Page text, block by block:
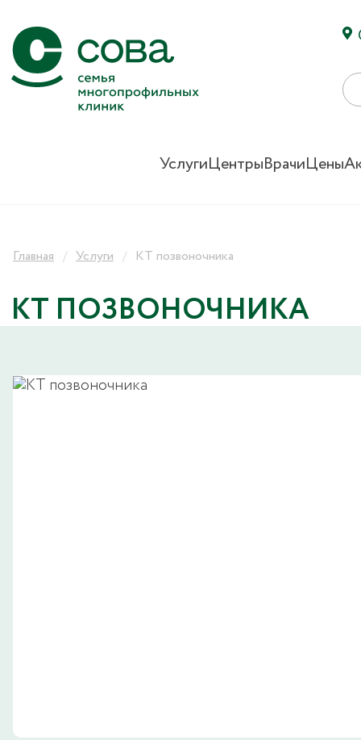
УслугиЦентрыВрачиЦены
Главная Услуги КТ позвоночника
КТ ПОЗВОНОЧНИКА